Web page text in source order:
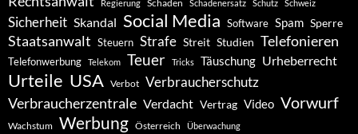
Regierung Schaden Schadenersatz Schutz Schweiz
Sicherheit Skandal Social Media Software Spam Sperre
Staatsanwalt Steuern Strafe Streit Studien Telefonieren
Telefonwerbung Telekom Teuer Tricks Täuschung Urheberrecht
Urteile USA Verbot Verbraucherschutz
Verbraucherzentrale Verdacht Vertrag Video Vorwurf
Wachstum Werbung Österreich Überwachung